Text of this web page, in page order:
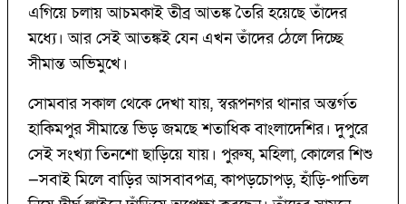
এগিয়ে চলায় আচমকাই তীব্র আতঙ্ক তৈরি হয়েছে তাঁদের
মধ্যে। আর সেই আতঙ্কই যেন এখন তাঁদের ঠেলে দিচ্ছে
সীমান্ত অভিমুখে।
সোমবার সকাল থেকে দেখা যায়, স্বরূপনগর থানার অন্তর্গত
হাকিমপুর সীমান্তে ভিড় জমছে শতাধিক বাংলাদেশির। দুপুরে
সেই সংখ্যা তিনশো ছাড়িয়ে যায়। পুরুষ, মহিলা, কোলের শিশু
—সবাই মিলে বাড়ির আসবাবপত্র, কাপড়চোপড়, হাঁড়ি-পাতিল